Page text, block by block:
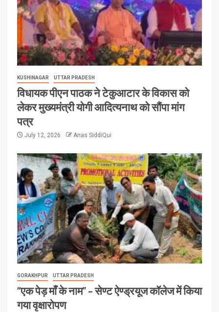
KUSHINAGAR UTTAR PRADESH
विधायक पीएन पाठक ने टेकुआटार के विकास को
लेकर मुख्यमंत्री योगी आदित्यनाथ को सौंपा मांग
पत्र
July 12, 2026 Anas SiddiQui
GORAKHPUR UTTAR PRADESH
“एक पेड़ माँ के नाम” – सेण्ट ऐण्ड्रयूज कॉलेज में किया
गया वृक्षारोपण